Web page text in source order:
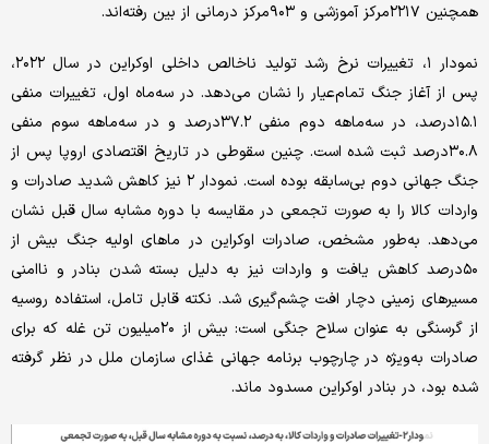
همچنین ۲۲۱۷مرکز آموزشی و ۹۰۳مرکز درمانی از بین رفته‌اند.
نمودار ۱، تغییرات نرخ رشد تولید ناخالص داخلی اوکراین در سال ۲۰۲۲،
پس از آغاز جنگ تمام‌عیار را نشان می‌دهد. در سه‌ماه اول، تغییرات منفی
۱۵.۱درصد، در سه‌ماهه دوم منفی ۳۷.۲درصد و در سه‌ماهه سوم منفی
۳۰.۸درصد ثبت شده است. چنین سقوطی در تاریخ اقتصادی اروپا پس از
جنگ جهانی دوم بی‌سابقه بوده است. نمودار ۲ نیز کاهش شدید صادرات و
واردات کالا را به صورت تجمعی در مقایسه با دوره مشابه سال قبل نشان
می‌دهد. به‌طور مشخص، صادرات اوکراین در ماهای اولیه جنگ بیش از
۵۰درصد کاهش یافت و واردات نیز به دلیل بسته شدن بنادر و ناامنی
مسیرهای زمینی دچار افت چشم‌گیری شد. نکته قابل تامل، استفاده روسیه
از گرسنگی به عنوان سلاح جنگی است: بیش از ۲۰میلیون تن غله که برای
صادرات به‌ویژه در چارچوب برنامه جهانی غذای سازمان ملل در نظر گرفته
شده بود، در بنادر اوکراین مسدود ماند.